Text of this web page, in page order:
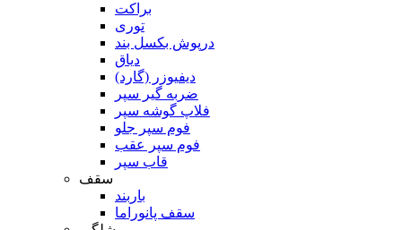
براکت
توری
درپوش بکسل بند
دیاق
دیفیوزر (گارد)
ضربه گیر سپر
فلاپ گوشه سپر
فوم سپر جلو
فوم سپر عقب
قاب سپر
سقف
باربند
سقف پانوراما